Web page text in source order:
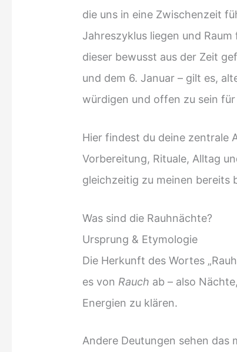
die uns in eine Zwischenzeit
Jahreszyklus liegen und
dieser bewusst aus der Zeit
und dem 6. Januar – gilt es,
würdigen und offen zu sein
Hier findest du deine zentrale
Vorbereitung, Rituale, Alltag
gleichzeitig zu meinen bereits
Was sind die Rauhnächte?
Ursprung & Etymologie
Die Herkunft des Wortes
es von Rauch ab – also
Energien zu klären.
Andere Deutungen sehen